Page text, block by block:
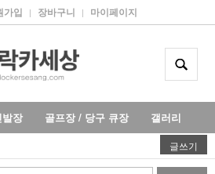
가입 | 장바구니 | 마이페이지
발장 골프장 / 당구 큐장 갤러리
글쓰기